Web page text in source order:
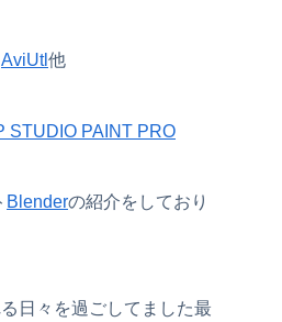
AviUtl他
STUDIO PAINT PRO
Blenderの紹介をしており
日々を過ごしてました最